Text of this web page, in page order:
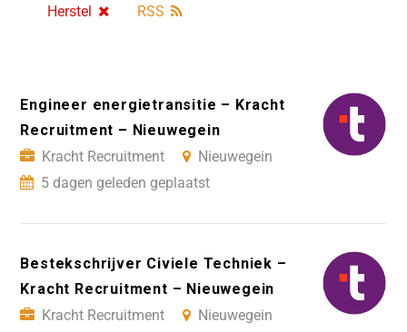
Herstel
RSS
Engineer energietransitie – Kracht
Recruitment – Nieuwegein
Kracht Recruitment
Nieuwegein
5 dagen geleden geplaatst
Bestekschrijver Civiele Techniek –
Kracht Recruitment – Nieuwegein
Kracht Recruitment
Nieuwegein